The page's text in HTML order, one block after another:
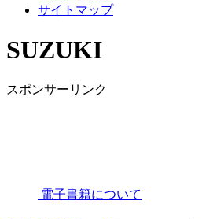
サイトマップ
SUZUKI
スポンサーリンク
電子書籍について